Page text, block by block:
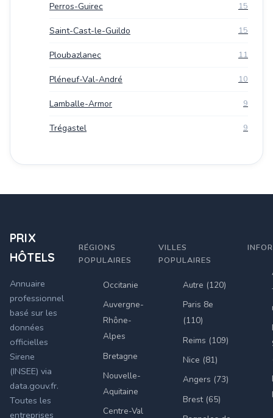
Perros-Guirec 15
Saint-Cast-le-Guildo 15
Ploubazlanec 11
Pléneuf-Val-André 10
Lamballe-Armor 9
Trégastel 9
PRIX
HÔTELS
Annuaire
professionnel
basé sur les
données
officielles
Sirene
(INSEE) via
data.gouv.fr.
Toutes les
entreprises
RÉGIONS
POPULAIRES
Occitanie
Auvergne-
Rhône-
Alpes
Bretagne
Nouvelle-
Aquitaine
Centre-Val
VILLES
POPULAIRES
Autre (120)
Paris 8e
(110)
Reims (109)
Nice (81)
Angers (73)
Brest (65)